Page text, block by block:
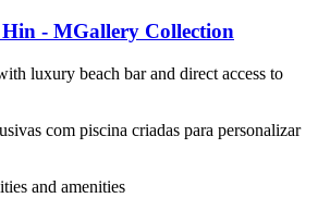
- MGallery Collection
luxury beach bar and direct access to
com piscina criadas para personalizar
and amenities